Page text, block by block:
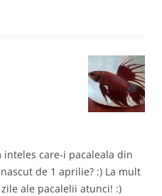
inteles care-i pacaleala din
de 1 aprilie? :) La mult
ale pacalelii atunci! :)